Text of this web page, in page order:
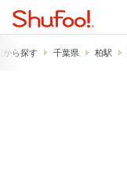
から探す 千葉県 柏駅